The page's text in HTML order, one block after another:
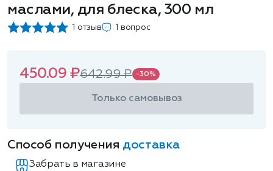
маслами, для блеска, 300 мл
1 отзыв 1 вопрос
450.09 ₽642.99 ₽ -30%
Только самовывоз
Способ получения доставка
Забрать в магазине